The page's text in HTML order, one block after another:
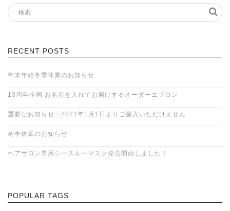
RECENT POSTS
年末年始冬季休業のお知らせ
13周年企画 お名前を入れてお届けするオーダーエプロン
重要なお知らせ：2021年1月1日よりご購入いただけません
冬季休業のお知らせ
ヘアサロン専用シースルーマスク発売開始しました！
POPULAR TAGS